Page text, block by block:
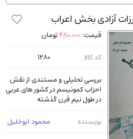
(23)
آزادی بخش اعراب
قیمت: 480,000تومان
کد کالا
1280
بررسی تحلیلی و مستندی از نقش
احزاب کمونیسم در کشور های عربی
در طول نیم قرن گذشته
نویسنده
محمود ابوخلیل